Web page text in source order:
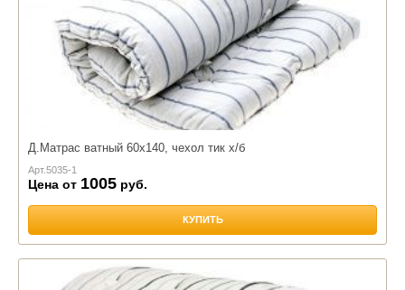
Д.Матрас ватный 60х140, чехол тик х/б
Арт.5035-1
Цена от 1005 руб.
КУПИТЬ